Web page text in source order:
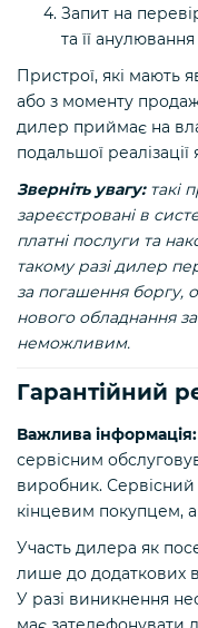
Запит на
та її
Пристрої, які мають
або з моменту
дилер приймає на
подальшої
Зверніть увагу:такі
зареєстровані в
платні послуги та
такому разі дилер
за погашення боргу,
нового обладнання
неможливим.
Гарантійний
Важлива інформація:
сервісним
виробник. Сервісний
кінцевим покупцем,
Участь дилера як
лише до додаткових
У разі виникнення